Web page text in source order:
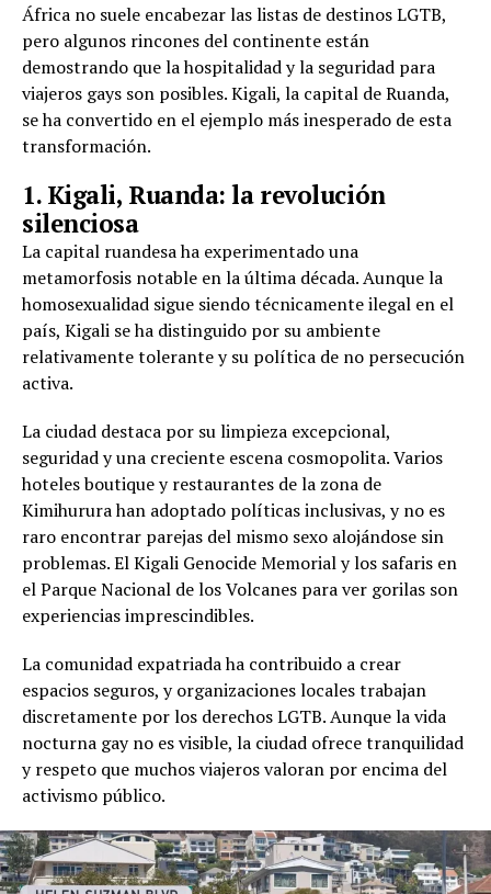
África no suele encabezar las listas de destinos LGTB,
pero algunos rincones del continente están
demostrando que la hospitalidad y la seguridad para
viajeros gays son posibles. Kigali, la capital de Ruanda,
se ha convertido en el ejemplo más inesperado de esta
transformación.
1. Kigali, Ruanda: la revolución
silenciosa
La capital ruandesa ha experimentado una
metamorfosis notable en la última década. Aunque la
homosexualidad sigue siendo técnicamente ilegal en el
país, Kigali se ha distinguido por su ambiente
relativamente tolerante y su política de no persecución
activa.
La ciudad destaca por su limpieza excepcional,
seguridad y una creciente escena cosmopolita. Varios
hoteles boutique y restaurantes de la zona de
Kimihurura han adoptado políticas inclusivas, y no es
raro encontrar parejas del mismo sexo alojándose sin
problemas. El Kigali Genocide Memorial y los safaris en
el Parque Nacional de los Volcanes para ver gorilas son
experiencias imprescindibles.
La comunidad expatriada ha contribuido a crear
espacios seguros, y organizaciones locales trabajan
discretamente por los derechos LGTB. Aunque la vida
nocturna gay no es visible, la ciudad ofrece tranquilidad
y respeto que muchos viajeros valoran por encima del
activismo público.